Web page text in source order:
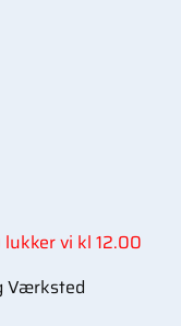
vi kl 12.00
Værksted